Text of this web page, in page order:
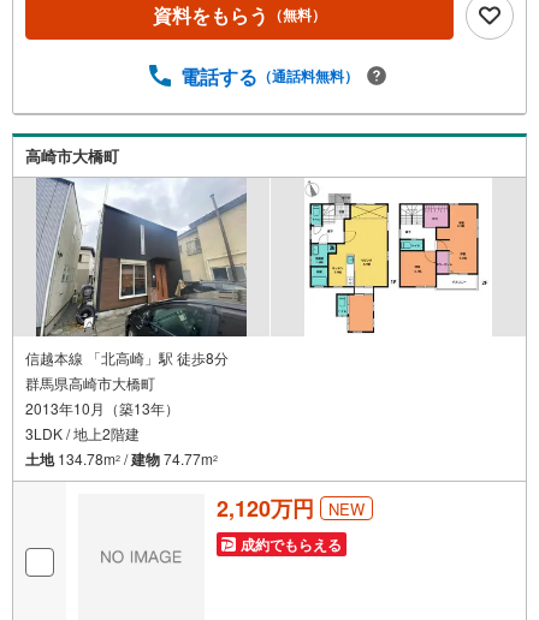
資料をもらう （無料）
電話する （通話料無料）
高崎市大橋町
信越本線 「北高崎」駅 徒歩8分
群馬県高崎市大橋町
2013年10月（築13年）
3LDK / 地上2階建
土地134.78m2 /建物74.77m2
2,120万円 NEW
成約でもらえる